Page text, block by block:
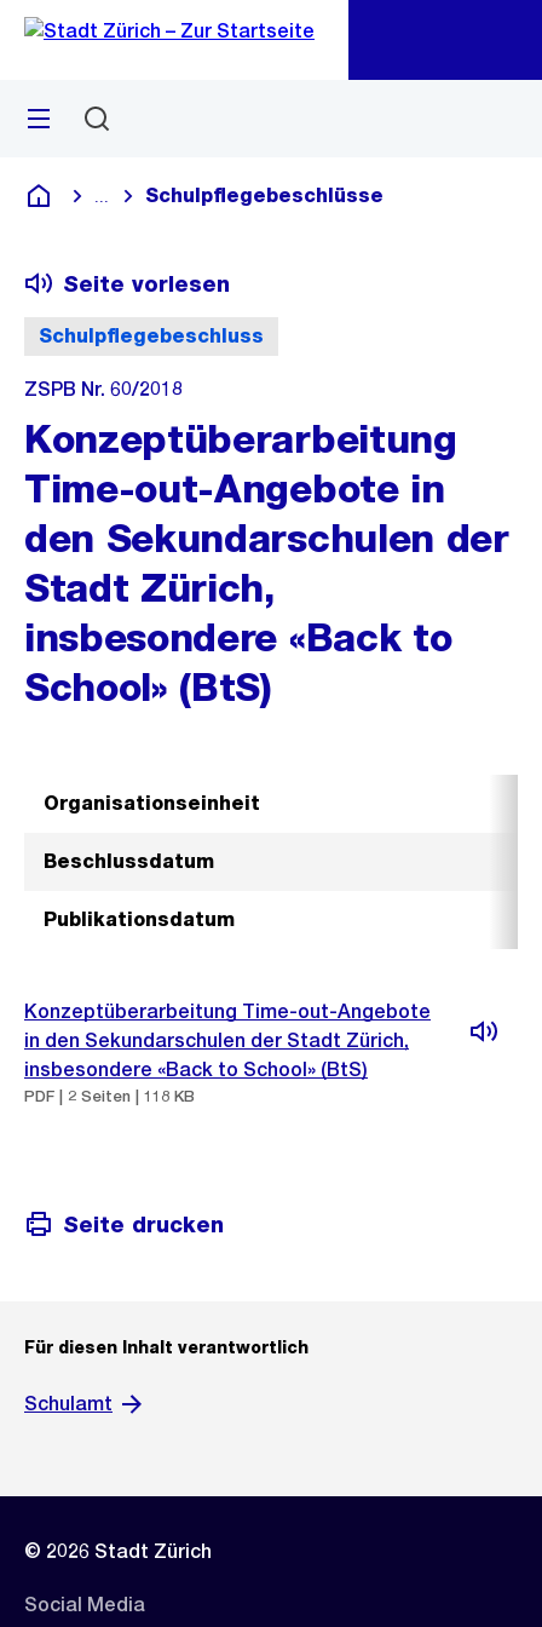
Navigation
Sprunglink
Menü
Deutsch
Blende alle Breadcrumbs ein
Schulpflegebeschlüsse
Schulpflegebeschluss
Seite vorlesen
ZSPB Nr. 60/2018
Konzeptüberarbeitung
Time-out-Angebote in
den Sekundarschulen der
Stadt Zürich,
insbesondere «Back to
School» (BtS)
Organisationseinheit
Beschlussdatum
Publikationsdatum
Konzeptüberarbeitung Time-out-Angebote
in den Sekundarschulen der Stadt Zürich,
insbesondere «Back to School» (BtS)
PDF | 2 Seiten | 118 KB
Seite drucken
Für diesen Inhalt verantwortlich
Schulamt
© 2026 Stadt Zürich
Social Media